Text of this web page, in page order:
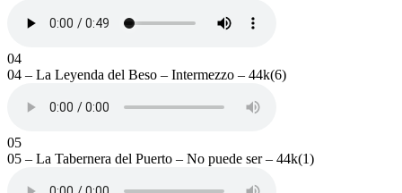
04
04 – La Leyenda del Beso – Intermezzo – 44k(6)
05
05 – La Tabernera del Puerto – No puede ser – 44k(1)